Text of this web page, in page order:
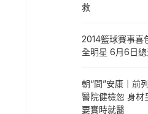
救
2014籃球賽事喜
全明星 6月6日
朝“問”安康｜前
醫院健檢忽 身材
要實時就醫